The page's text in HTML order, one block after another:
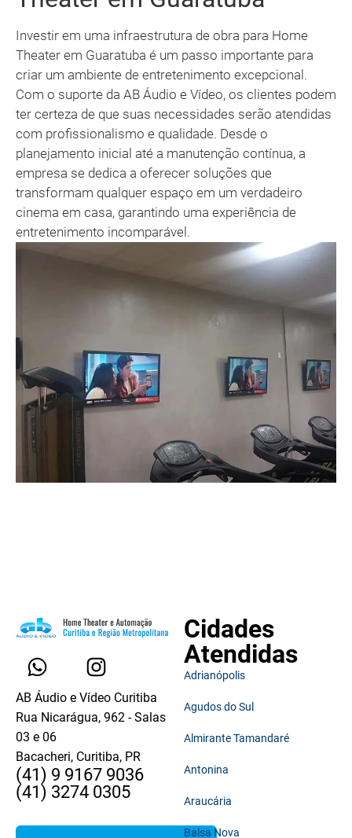
Investir em uma infraestrutura de obra para Home
Theater em Guaratuba é um passo importante para
criar um ambiente de entretenimento excepcional.
Com o suporte da AB Áudio e Vídeo, os clientes podem
ter certeza de que suas necessidades serão atendidas
com profissionalismo e qualidade. Desde o
planejamento inicial até a manutenção contínua, a
empresa se dedica a oferecer soluções que
transformam qualquer espaço em um verdadeiro
cinema em casa, garantindo uma experiência de
entretenimento incomparável.
AB Áudio e Vídeo Curitiba
Rua Nicarágua, 962 - Salas
03 e 06
Bacacheri, Curitiba, PR
(41) 9 9167 9036
(41) 3274 0305
Cidades
Atendidas
Adrianópolis
Agudos do Sul
Almirante Tamandaré
Antonina
Araucária
Balsa Nova